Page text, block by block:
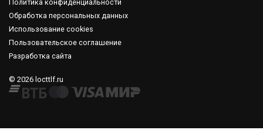
Политика конфиденциальности
Обработка персональных данных
Использование cookies
Пользовательское соглашение
Разработка сайта
© 2026 locttlf.ru